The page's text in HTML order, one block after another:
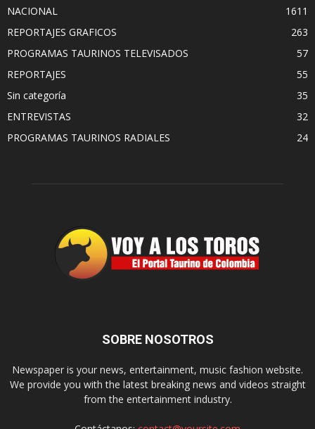
NACIONAL
1611
REPORTAJES GRAFICOS
263
PROGRAMAS TAURINOS TELEVISADOS
57
REPORTAJES
55
Sin categoría
35
ENTREVISTAS
32
PROGRAMAS TAURINOS RADIALES
24
SOBRE NOSOTROS
Newspaper is your news, entertainment, music fashion website.
We provide you with the latest breaking news and videos straight
from the entertainment industry.